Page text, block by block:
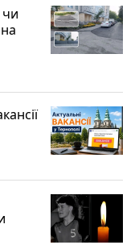
чи